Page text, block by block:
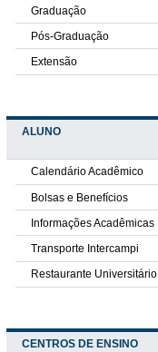
Graduação
Pós-Graduação
Extensão
ALUNO
Calendário Acadêmico
Bolsas e Benefícios
Informações Acadêmicas
Transporte Intercampi
Restaurante Universitário
CENTROS DE ENSINO